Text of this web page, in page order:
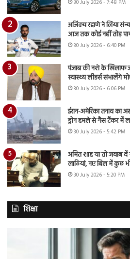
30 July 2026 - 7:48 PM
अजिंक्य रहाणे ने लिया
आज तक कोई नहीं तोड़
30 July 2026 - 6:40 PM
पंजाब की नशे के खिलाफ
स्वास्थ्य लीडर्स संभालेंगे
30 July 2026 - 6:06 PM
ईरान-अमेरिका तनाव का
ड्रोन हमले से गैस टैंकर में
30 July 2026 - 5:42 PM
अमित शाह या तो जवाब
लाठियां, नए बिल में कुछ
30 July 2026 - 5:20 PM
शिक्षा